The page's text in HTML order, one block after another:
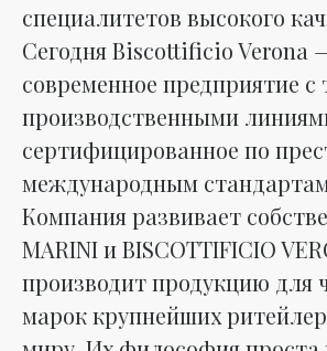
специалитетов высокого
Сегодня Biscottificio Verona
современное предприятие с
производственными
сертифицированное по
международным стандартам
Компания развивает
MARINI и BISCOTTIFICIO
производит продукцию для
марок крупнейших